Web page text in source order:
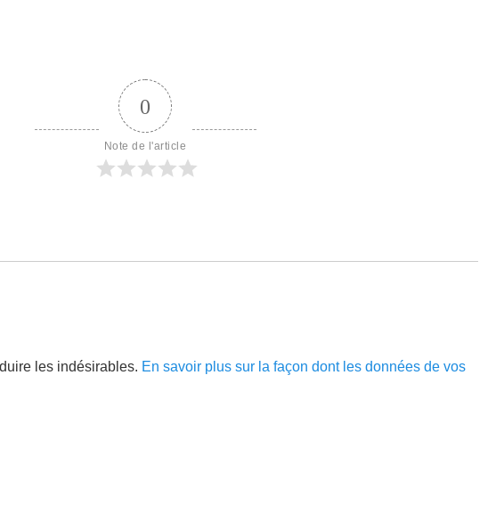
0
Note de l'article
les indésirables. En savoir plus sur la façon dont les données de vos